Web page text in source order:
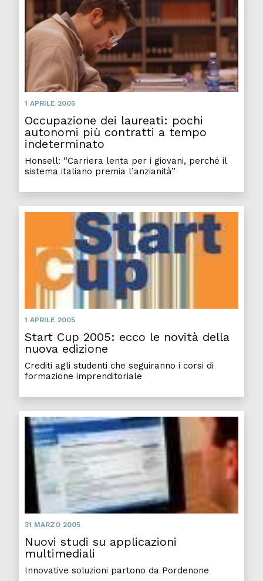
1 APRILE 2005
Occupazione dei laureati: pochi
autonomi più contratti a tempo
indeterminato
Honsell: “Carriera lenta per i giovani, perché il
sistema italiano premia l’anzianità”
1 APRILE 2005
Start Cup 2005: ecco le novità della
nuova edizione
Crediti agli studenti che seguiranno i corsi di
formazione imprenditoriale
31 MARZO 2005
Nuovi studi su applicazioni
multimediali
Innovative soluzioni partono da Pordenone